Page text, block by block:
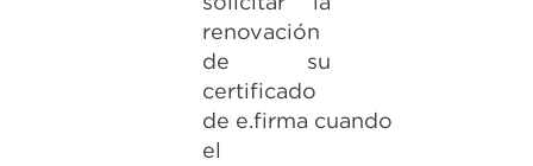
renovación
de su
certificado
de e.firma cuando
el